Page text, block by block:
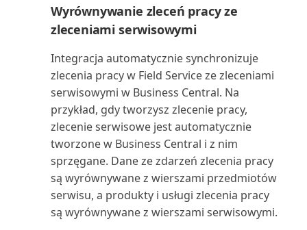
Tworzenie budżetów K/G
Tworzenie budżetów kosztów
Tworzenie faktur zaliczkowych
Usuwanie i ponowne
stosowanie zapisów zapasów
Usuwanie zapisów budżetu
kosztów
Uzgadnianie kosztów zapasów z
Porównanie sald: poprzedni rok
(raport)
Poziom obciążenia serwisu
(raport)
Prognoza produkcji (raport)
Prognozowana wartość środka
trwałego (raport)
Prognozowana wartość
środków trwałych (raport E...
Wyrównywanie zleceń pracy ze
zleceniami serwisowymi
Integracja automatycznie synchronizuje
zlecenia pracy w Field Service ze zleceniami
serwisowymi w Business Central. Na
przykład, gdy tworzysz zlecenie pracy,
zlecenie serwisowe jest automatycznie
tworzone w Business Central i z nim
sprzęgane. Dane ze zdarzeń zlecenia pracy
są wyrównywane z wierszami przedmiotów
serwisu, a produkty i usługi zlecenia pracy
są wyrównywane z wierszami serwisowymi.